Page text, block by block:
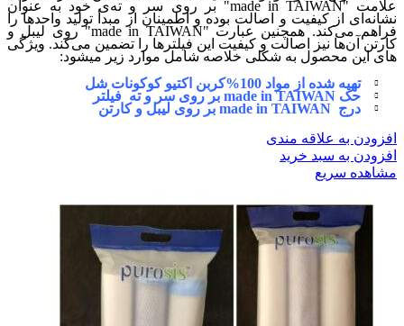
علامت "made in TAIWAN" بر روی سر و ته‌ی خود به عنوان
نشانه‌ای از کیفیت و اصالت بوده و اطمینان از مبدأ تولید واحدها را
فراهم می‌کند. همچنین عبارت "made in TAIWAN" روی لیبل و
کارتن آن‌ها نیز اصالت و کیفیت این فیلترها را تضمین می‌کند. ویژگی
های این محصول به شکلی خلاصه شامل موارد زیر میشود:
تهیه شده از مواد 100%کربن اکتیو کوکونات شل
حک made in TAIWAN بر روی سر و ته فیلتر
درج made in TAIWAN بر روی لیبل و کارتن
افزودن به علاقه مندی
افزودن به سبد خرید
مشاهده سریع